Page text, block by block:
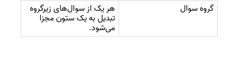
گروه سوال
هر یک از سوال‌های زیرگروه
می‌شود.